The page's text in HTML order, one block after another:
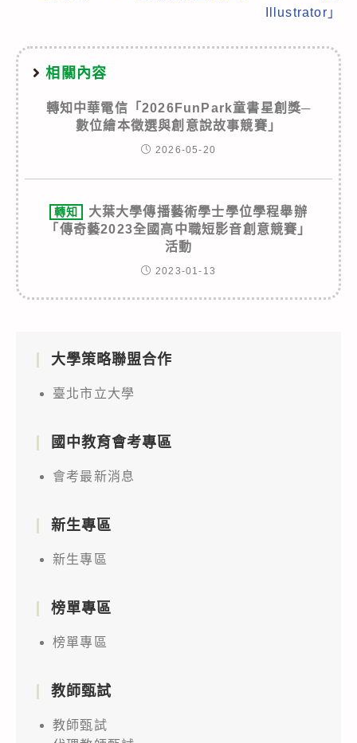
Illustrator」
相關內容
轉知中華電信「2026FunPark童書星創獎─
數位繪本徵選與創意說故事競賽」
2026-05-20
轉知
大葉大學傳播藝術學士學位學程舉辦
「傳奇藝2023全國高中職短影音創意競賽」
活動
2023-01-13
大學策略聯盟合作
臺北市立大學
國中教育會考專區
會考最新消息
新生專區
新生專區
榜單專區
榜單專區
教師甄試
教師甄試